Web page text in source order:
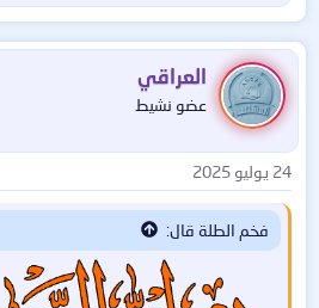
ل
ت
ف
ا
ع
ا
ت
:
العراقي
عضو نشيط
24 يوليو 2025
فخم الطلة قال: